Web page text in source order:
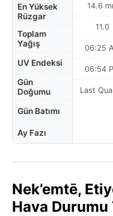
En Yüksek
Rüzgar
Toplam
Yağış
UV Endeksi
Gün
Doğumu
Gün Batımı
Ay Fazı
14.6
11.0
06:25
06:54
Last
Nek’emtē,
Hava